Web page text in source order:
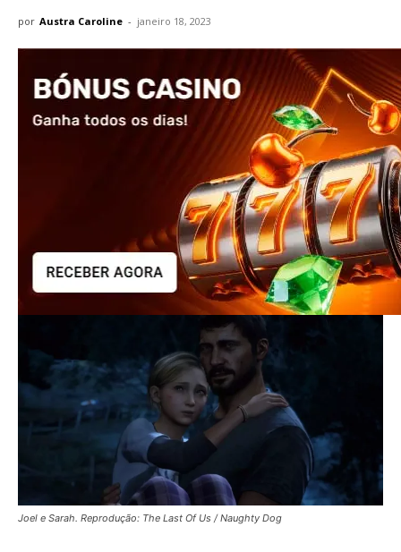
por Austra Caroline - janeiro 18, 2023
Joel e Sarah. Reprodução: The Last Of Us / Naughty Dog